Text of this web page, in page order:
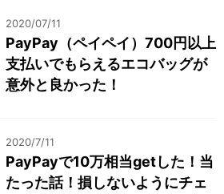
2020/07/11
PayPay（ペイペイ）700円以上
支払いでもらえるエコバッグが
意外と良かった！
2020/7/11
PayPayで10万相当getした！当
たった話！損しないようにチェ